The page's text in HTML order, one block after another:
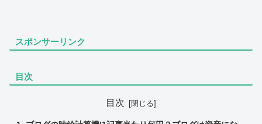
スポンサーリンク
目次
目次